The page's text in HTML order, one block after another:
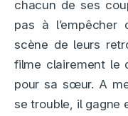
chacun de ses
pas à
scène de leurs
filme clairement le
pour sa sœur. A
se trouble, il gagne